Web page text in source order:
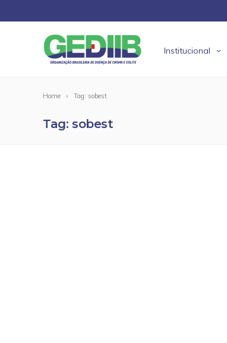
Institucional
Home Tag: sobest
Tag: sobest